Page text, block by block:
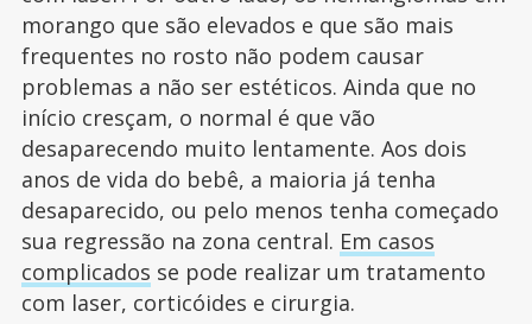
morango que são elevados e que são mais
frequentes no rosto não podem causar
problemas a não ser estéticos. Ainda que no
início cresçam, o normal é que vão
desaparecendo muito lentamente. Aos dois
anos de vida do bebê, a maioria já tenha
desaparecido, ou pelo menos tenha começado
sua regressão na zona central. Em casos
complicados se pode realizar um tratamento
com laser, corticóides e cirurgia.